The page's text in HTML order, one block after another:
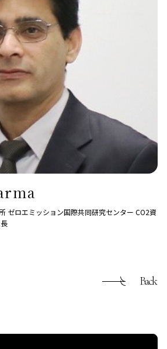
ゼロエミッション国際共同研究センター CO2資
Back